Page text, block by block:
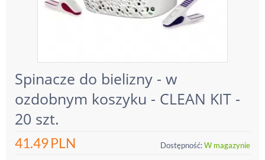
Spinacze do bielizny - w
ozdobnym koszyku - CLEAN KIT -
20 szt.
41.49PLN Dostępność:W magazynie